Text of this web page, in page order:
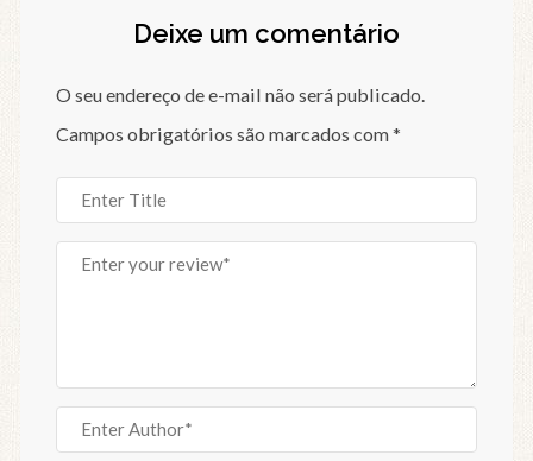
Deixe um comentário
O seu endereço de e-mail não será publicado.
Campos obrigatórios são marcados com*